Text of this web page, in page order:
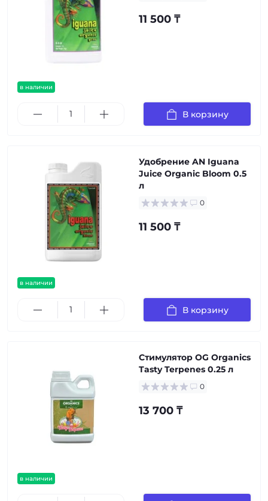
в наличии
11 500 ₸
В корзину
в наличии
Удобрение AN Iguana
Juice Organic Bloom 0.5
л
0
11 500 ₸
В корзину
в наличии
Стимулятор OG Organics
Tasty Terpenes 0.25 л
0
13 700 ₸